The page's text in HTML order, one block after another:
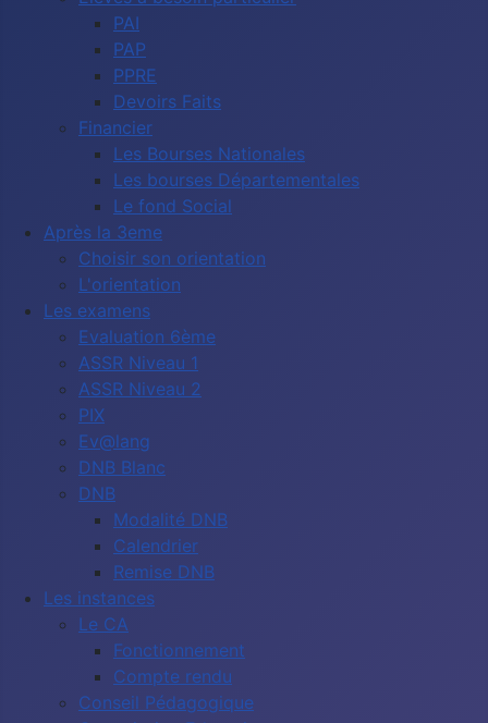
PAI
PAP
PPRE
Devoirs Faits
Financier
Les Bourses Nationales
Les bourses Départementales
Le fond Social
Après la 3eme
Choisir son orientation
L'orientation
Les examens
Evaluation 6ème
ASSR Niveau 1
ASSR Niveau 2
PIX
Ev@lang
DNB Blanc
DNB
Modalité DNB
Calendrier
Remise DNB
Les instances
Le CA
Fonctionnement
Compte rendu
Conseil Pédagogique